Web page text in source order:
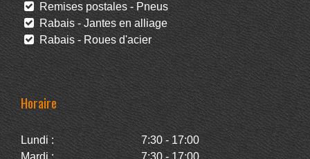
Remises postales - Pneus
Rabais - Jantes en alliage
Rabais - Roues d'acier
Horaire
Lundi :
7:30 - 17:00
Mardi :
7:30 - 17:00